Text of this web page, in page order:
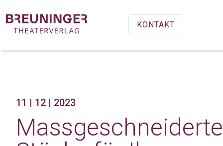
KONTAKT
11 | 12 | 2023
Massgeschneiderte